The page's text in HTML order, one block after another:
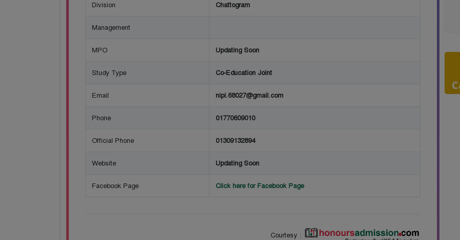
Division Chattogram
Management
MPO Updating Soon
Study Type Co-Education Joint
Email nipi.68027@gmail.com
Phone 01770609010
Official Phone 01309132894
Website Updating Soon
Facebook Page Click here for Facebook Page
Courtesy :